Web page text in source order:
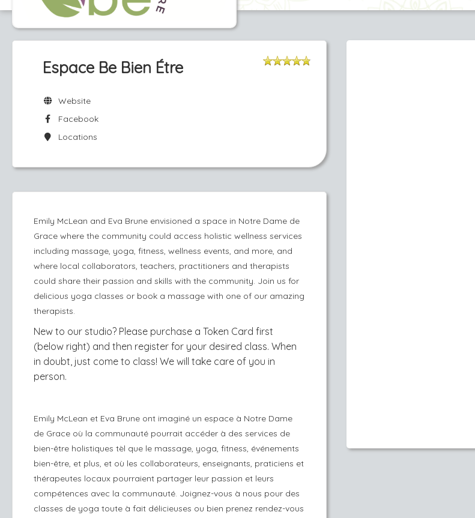
Espace Be Bien Étre
Website
Facebook
Locations
Emily McLean and Eva Brune envisioned a space in Notre Dame de
Grace where the community could access holistic wellness services
including massage, yoga, fitness, wellness events, and more, and
where local collaborators, teachers, practitioners and therapists
could share their passion and skills with the community. Join us for
delicious yoga classes or book a massage with one of our amazing
therapists.
New to our studio? Please purchase a Token Card first
(below right) and then register for your desired class. When
in doubt, just come to class! We will take care of you in
person.
Emily McLean et Eva Brune ont imaginé un espace à Notre Dame
de Grace où la communauté pourrait accéder à des services de
bien-être holistiques tèl que le massage, yoga, fitness, événements
bien-être, et plus, et où les collaborateurs, enseignants, praticiens et
thérapeutes locaux pourraient partager leur passion et leurs
compétences avec la communauté. Joignez-vous à nous pour des
classes de yoga toute à fait délicieuses ou bien prenez rendez-vous